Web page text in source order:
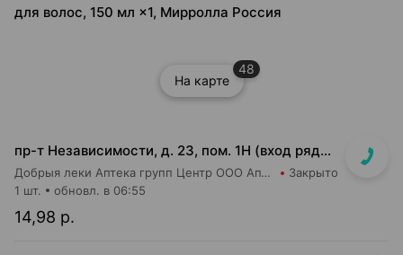
для волос, 150 мл ×1, Мирролла Россия
На карте
48
пр-т Независимости, д. 23, пом. 1Н (вход рядом со входом в м-н Евроопт и Кафетерий)
Добрыя леки Аптека групп Центр ООО Аптека №96 Закрыто
14,98 р.
1 шт. обновл. в 06:55